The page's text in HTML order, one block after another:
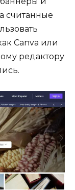
считанные
Canva или
редактору